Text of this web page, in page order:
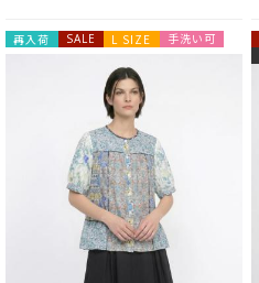
再入荷 SALE L SIZE 手洗い可